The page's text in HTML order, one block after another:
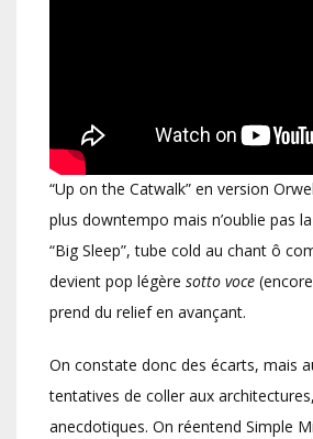
“Up on the Catwalk” en version
plus downtempo mais n’oublie pas
“Big Sleep”, tube cold au chant ô
devient pop légère sotto voce
prend du relief en avançant.
On constate donc des écarts, mais
tentatives de coller aux
anecdotiques. On réentend Simple